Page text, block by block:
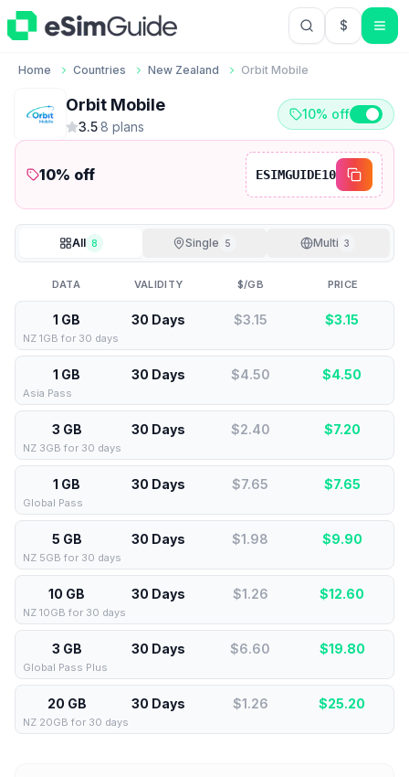
$USD US
Home Countries New Zealand Orbit Mobile
Orbit Mobile
3.5·8 plans
10% off
10% off ESIMGUIDE10
All 8 Single 5 Multi 3
DATA VALIDITY $/GB PRICE
1 GB 30 Days $3.15 $3.15
NZ 1GB for 30 days
1 GB 30 Days $4.50 $4.50
Asia Pass
3 GB 30 Days $2.40 $7.20
NZ 3GB for 30 days
1 GB 30 Days $7.65 $7.65
Global Pass
5 GB 30 Days $1.98 $9.90
NZ 5GB for 30 days
10 GB 30 Days $1.26 $12.60
NZ 10GB for 30 days
3 GB 30 Days $6.60 $19.80
Global Pass Plus
20 GB 30 Days $1.26 $25.20
NZ 20GB for 30 days